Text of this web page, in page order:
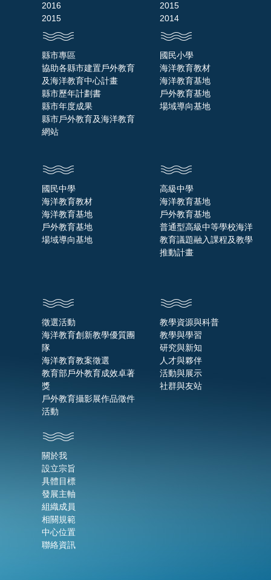
2016
2015
2015
2014
縣市專區
協助各縣市建置戶外教育
及海洋教育中心計畫
縣市歷年計劃書
縣市年度成果
縣市戶外教育及海洋教育
網站
國民小學
海洋教育教材
海洋教育基地
戶外教育基地
場域導向基地
國民中學
海洋教育教材
海洋教育基地
戶外教育基地
場域導向基地
高級中學
海洋教育基地
戶外教育基地
普通型高級中等學校海洋
教育議題融入課程及教學
推動計畫
徵選活動
海洋教育創新教學優質團
隊
海洋教育教案徵選
教育部戶外教育成效卓著
獎
戶外教育攝影展作品徵件
活動
教學資源與科普
教學與學習
研究與新知
人才與夥伴
活動與展示
社群與友站
關於我
設立宗旨
具體目標
發展主軸
組織成員
相關規範
中心位置
聯絡資訊